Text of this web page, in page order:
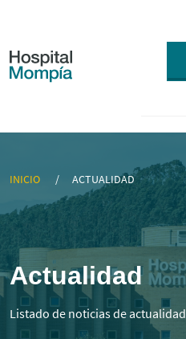
INICIO ACTUALIDAD
Actualidad
Listado de noticias de actualidad